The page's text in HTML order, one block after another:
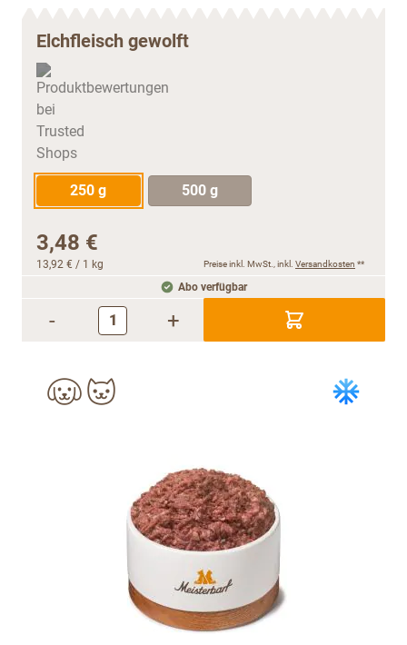
Elchfleisch gewolft
250 g 500 g
3,48 €
13,92 € / 1 kg Preise inkl. MwSt., inkl. Versandkosten **
Abo verfügbar
- +